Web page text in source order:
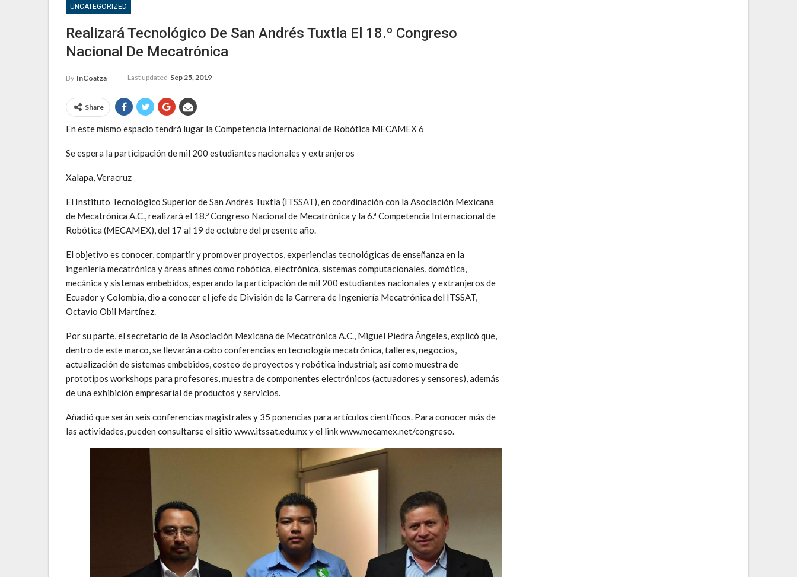
UNCATEGORIZED
Realizará Tecnológico De San Andrés Tuxtla El 18.º Congreso
Nacional De Mecatrónica
By InCoatza Last updated Sep 25, 2019
Share
En este mismo espacio tendrá lugar la Competencia Internacional de Robótica MECAMEX 6
Se espera la participación de mil 200 estudiantes nacionales y extranjeros
Xalapa, Veracruz
El Instituto Tecnológico Superior de San Andrés Tuxtla (ITSSAT), en coordinación con la Asociación Mexicana
de Mecatrónica A.C., realizará el 18.º Congreso Nacional de Mecatrónica y la 6.ª Competencia Internacional de
Robótica (MECAMEX), del 17 al 19 de octubre del presente año.
El objetivo es conocer, compartir y promover proyectos, experiencias tecnológicas de enseñanza en la
ingeniería mecatrónica y áreas afines como robótica, electrónica, sistemas computacionales, domótica,
mecánica y sistemas embebidos, esperando la participación de mil 200 estudiantes nacionales y extranjeros de
Ecuador y Colombia, dio a conocer el jefe de División de la Carrera de Ingeniería Mecatrónica del ITSSAT,
Octavio Obil Martínez.
Por su parte, el secretario de la Asociación Mexicana de Mecatrónica A.C., Miguel Piedra Ángeles, explicó que,
dentro de este marco, se llevarán a cabo conferencias en tecnología mecatrónica, talleres, negocios,
actualización de sistemas embebidos, costeo de proyectos y robótica industrial; así como muestra de
prototipos workshops para profesores, muestra de componentes electrónicos (actuadores y sensores), además
de una exhibición empresarial de productos y servicios.
Añadió que serán seis conferencias magistrales y 35 ponencias para artículos científicos. Para conocer más de
las actividades, pueden consultarse el sitio www.itssat.edu.mx y el link www.mecamex.net/congreso.